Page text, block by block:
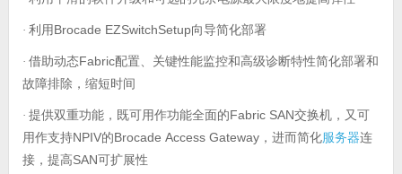
· 利用Brocade EZSwitchSetup向导简化部署
· 借助动态Fabric配置、关键性能监控和高级诊断特性简化部署和
故障排除，缩短时间
· 提供双重功能，既可用作功能全面的Fabric SAN交换机，又可
用作支持NPIV的Brocade Access Gateway，进而简化服务器连
接，提高SAN可扩展性